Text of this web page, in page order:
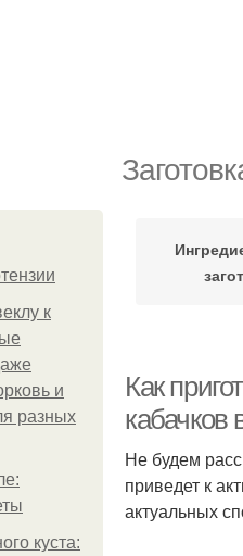
к
и
разных
куста:
Как
Не будем
приведет к
актуальных